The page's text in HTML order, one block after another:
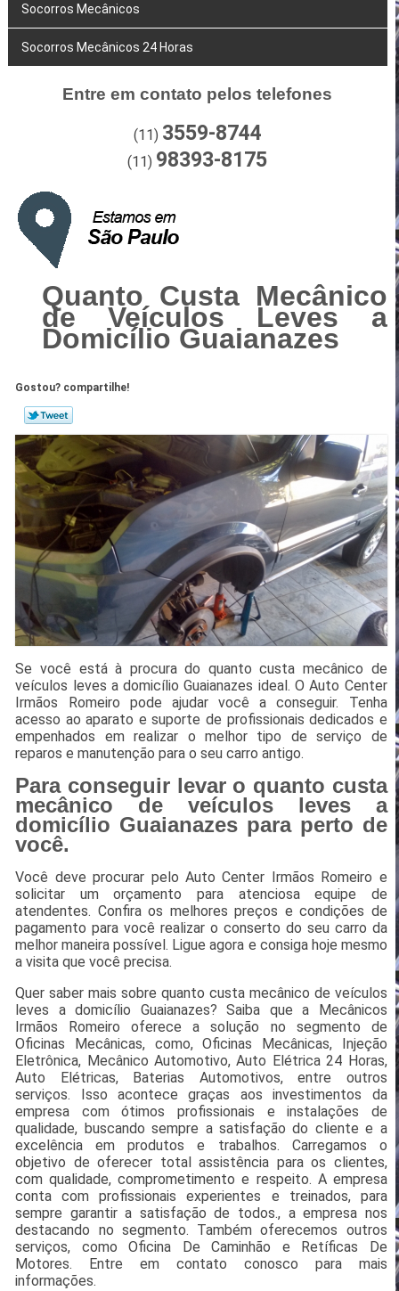
Socorros Mecânicos
Socorros Mecânicos 24 Horas
Entre em contato pelos telefones
(11) 3559-8744
(11) 98393-8175
Quanto Custa Mecânico
de Veículos Leves a
Domicílio Guaianazes
Gostou? compartilhe!
Se você está à procura do quanto custa mecânico de
veículos leves a domicílio Guaianazes ideal. O Auto Center
Irmãos Romeiro pode ajudar você a conseguir. Tenha
acesso ao aparato e suporte de profissionais dedicados e
empenhados em realizar o melhor tipo de serviço de
reparos e manutenção para o seu carro antigo.
Para conseguir levar o quanto custa
mecânico de veículos leves a
domicílio Guaianazes para perto de
você.
Você deve procurar pelo Auto Center Irmãos Romeiro e
solicitar um orçamento para atenciosa equipe de
atendentes. Confira os melhores preços e condições de
pagamento para você realizar o conserto do seu carro da
melhor maneira possível. Ligue agora e consiga hoje mesmo
a visita que você precisa.
Quer saber mais sobre quanto custa mecânico de veículos
leves a domicílio Guaianazes? Saiba que a Mecânicos
Irmãos Romeiro oferece a solução no segmento de
Oficinas Mecânicas, como, Oficinas Mecânicas, Injeção
Eletrônica, Mecânico Automotivo, Auto Elétrica 24 Horas,
Auto Elétricas, Baterias Automotivos, entre outros
serviços. Isso acontece graças aos investimentos da
empresa com ótimos profissionais e instalações de
qualidade, buscando sempre a satisfação do cliente e a
excelência em produtos e trabalhos. Carregamos o
objetivo de oferecer total assistência para os clientes,
com qualidade, comprometimento e respeito. A empresa
conta com profissionais experientes e treinados, para
sempre garantir a satisfação de todos., a empresa nos
destacando no segmento. Também oferecemos outros
serviços, como Oficina De Caminhão e Retíficas De
Motores. Entre em contato conosco para mais
informações.